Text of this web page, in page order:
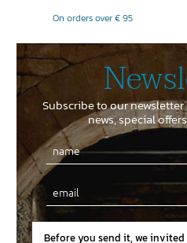
On orders over € 95
Subscribe to our
news, special
Before you send it, we